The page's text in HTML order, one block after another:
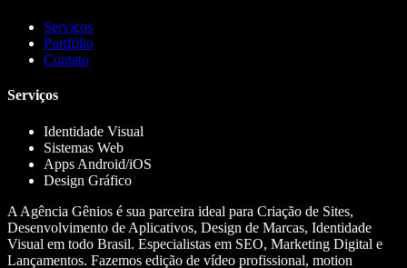
Serviços
Portfólio
Contato
Serviços
Identidade Visual
Sistemas Web
Apps Android/iOS
Design Gráfico
A Agência Gênios é sua parceira ideal para Criação de Sites,
Desenvolvimento de Aplicativos, Design de Marcas, Identidade
Visual em todo Brasil. Especialistas em SEO, Marketing Digital e
Lançamentos. Fazemos edição de vídeo profissional, motion